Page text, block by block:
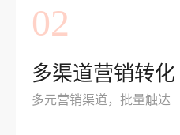
02
多渠道营销转化
多元营销渠道，批量触达